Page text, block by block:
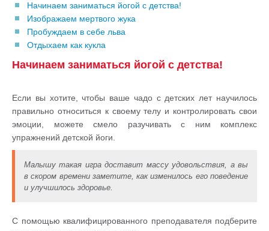
Начинаем заниматься йогой с детства!
Изображаем мертвого жука
Пробуждаем в себе льва
Отдыхаем как кукла
Начинаем заниматься йогой с детства!
Если вы хотите, чтобы ваше чадо с детских лет научилось
правильно относиться к своему телу и контролировать свои
эмоции, можете смело разучивать с ним комплекс
упражнений детской йоги.
Малышу такая игра доставит массу удовольствия, а вы
в скором времени заметите, как изменилось его поведение
и улучшилось здоровье.
С помощью квалифицированного преподавателя подберите